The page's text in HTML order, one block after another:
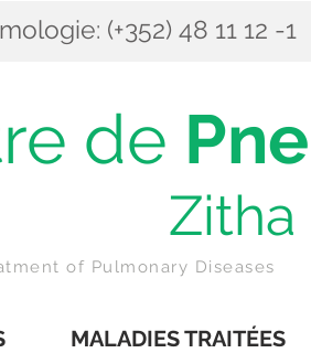
(+352) 48 11 12 -1
de
of Pulmonary Diseases
MALADIES TRAITÉES